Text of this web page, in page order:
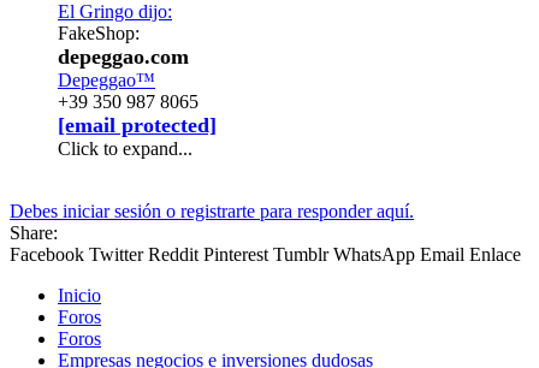
El Gringo dijo:
FakeShop:
depeggao.com
Depeggao™
+39 350 987 8065
[email protected]
Click to expand...
Debes iniciar sesión o registrarte para responder aquí.
Share:
Facebook Twitter Reddit Pinterest Tumblr WhatsApp Email Enlace
Inicio
Foros
Foros
Empresas negocios e inversiones dudosas